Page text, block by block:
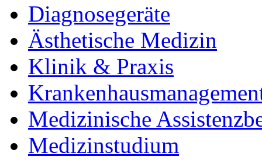
Diagnosegeräte
Ästhetische Medizin
Klinik & Praxis
Medizinische
Medizinstudium